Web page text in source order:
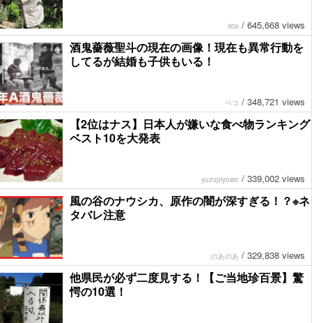
rico / 645,668 views
酒鬼薔薇聖斗の現在の画像！現在も異常行動を
してるが結婚も子供もいる！
ペコ / 348,721 views
【2位はナス】日本人が嫌いな食べ物ランキング
ベスト10を大発表
yuzupiyowo / 339,002 views
風の谷のナウシカ、原作の闇が深すぎる！？※ネ
タバレ注意
のあのあ / 329,838 views
他県民が必ず二度見する！【ご当地珍百景】驚
愕の10選！